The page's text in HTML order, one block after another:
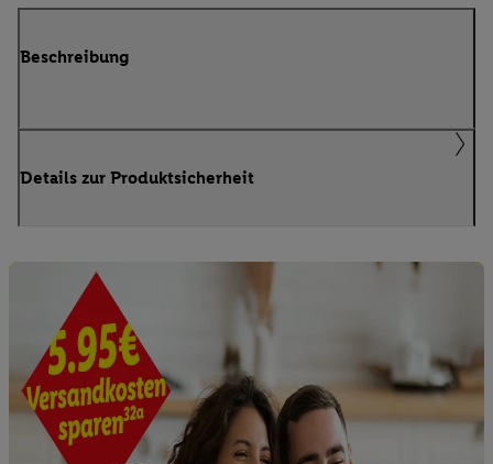
Beschreibung
Details zur Produktsicherheit